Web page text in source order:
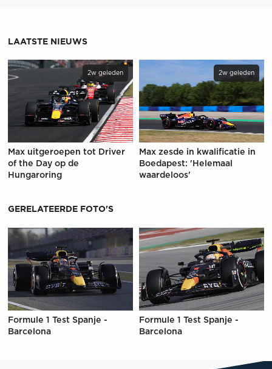
LAATSTE NIEUWS
2w geleden
Max uitgeroepen tot Driver
of the Day op de
Hungaroring
2w geleden
Max zesde in kwalificatie in
Boedapest: 'Helemaal
waardeloos'
GERELATEERDE FOTO'S
Formule 1 Test Spanje -
Barcelona
Formule 1 Test Spanje -
Barcelona